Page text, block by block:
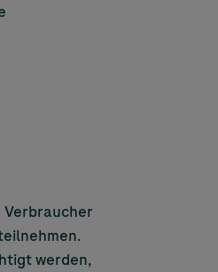
Verbraucher
werden,